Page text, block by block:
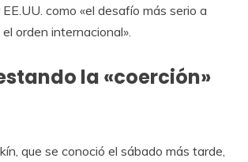
como «el desafío más serio a
orden internacional».
la «coerción»
que se conoció el sábado más tarde,